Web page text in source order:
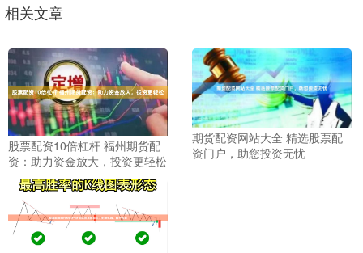
相关文章
股票配资10倍杠杆 福州期货配
资：助力资金放大，投资更轻松
期货配资网站大全 精选股票配
资门户，助您投资无忧